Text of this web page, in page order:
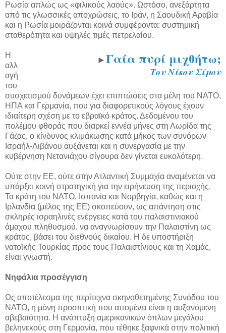
Ρωσία απλώς ως «φιλικούς λαούς». Ωστόσο, ανεξάρτητα
από τις γλωσσικές αποχρώσεις, το Ιράν, η Σαουδική Αραβία
και η Ρωσία μοιράζονται κοινά συμφέροντα: συστημική
σταθερότητα και υψηλές τιμές πετρελαίου.
►Γαία πυρί μιχθήτω;
Του Νίκου Σίμου
Η
αλλ
αγή
του
συσχετισμού δυνάμεων έχει επιπτώσεις στα μέλη του ΝΑΤΟ,
ΗΠΑ και Γερμανία, που για διαφορετικούς λόγους έχουν
ιδιαίτερη σχέση με το εβραϊκό κράτος. Δεδομένου του
πολέμου φθοράς που διαρκεί εννέα μήνες στη Λωρίδα της
Γάζας, ο κίνδυνος κλιμάκωσης κατά μήκος των συνόρων
Ισραήλ-Λιβάνου αυξάνεται και η συνεργασία με την
κυβέρνηση Νετανιάχου σίγουρα δεν γίνεται ευκολότερη.
Ούτε στην ΕΕ, ούτε στην Ατλαντική Συμμαχία αναμένεται να
υπάρξει κοινή στρατηγική για την ειρήνευση της περιοχής.
Τα κράτη του ΝΑΤΟ, Ισπανία και Νορβηγία, καθώς και η
Ιρλανδία (μέλος της ΕΕ) σκοπεύουν, ως απάντηση στις
σκληρές ισραηλινές ενέργειες κατά του παλαιστινιακού
άμαχου πληθυσμού, να αναγνωρίσουν την Παλαιστίνη ως
κράτος, βάσει του διεθνούς δικαίου. Η δε υποστήριξη
νατοϊκής Τουρκίας προς τους Παλαιστίνιους και τη Χαμάς,
είναι γνωστή.
Νηφάλια προσέγγιση
Ως αποτέλεσμα της περίτεχνα σκηνοθετημένης Συνόδου του
ΝΑΤΟ, η μόνη προοπτική που απομένει είναι η αυξανόμενη
αβεβαιότητα. Η ανάπτυξη αμερικανικών όπλων μεγάλου
βεληνεκούς στη Γερμανία, που τέθηκε ξαφνικά στην πολιτική